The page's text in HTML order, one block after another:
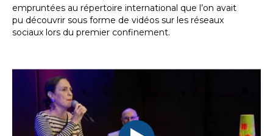
empruntées au répertoire international que l’on avait
pu découvrir sous forme de vidéos sur les réseaux
sociaux lors du premier confinement.